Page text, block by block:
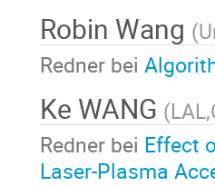
Robin Wang (
Redner bei
Ke WANG (
Redner bei Effect
Laser-Plasma